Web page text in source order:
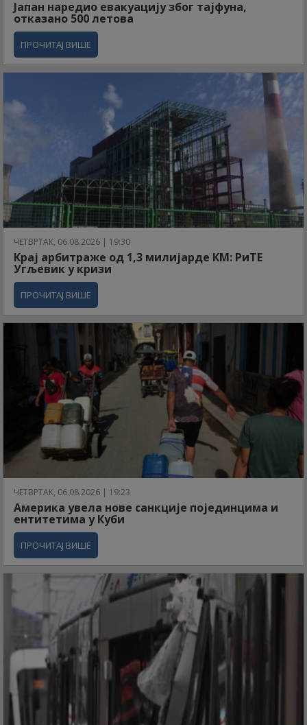
Јапан наредио евакуацију због тајфуна,
отказано 500 летова
ПРОЧИТАЈ ВИШЕ
ЧЕТВРТАК, 06.08.2026 | 19:30
Крај арбитраже од 1,3 милијарде КМ: РиТЕ
Угљевик у кризи
ПРОЧИТАЈ ВИШЕ
ЧЕТВРТАК, 06.08.2026 | 19:23
Америка увела нове санкције појединцима и
ентитетима у Куби
ПРОЧИТАЈ ВИШЕ